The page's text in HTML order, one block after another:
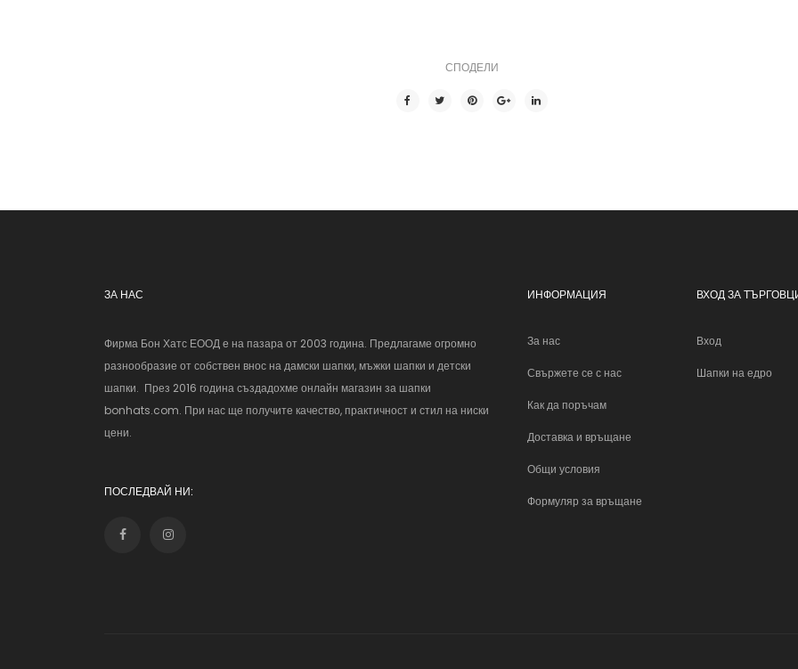
СПОДЕЛИ
ЗА НАС
Фирма Бон Хатс ЕООД е на пазара от 2003 година. Предлагаме огромно
разнообразие от собствен внос на дамски шапки, мъжки шапки и детски
шапки. През 2016 година създадохме онлайн магазин за шапки
bonhats.com. При нас ще получите качество, практичност и стил на ниски
цени.
ПОСЛЕДВАЙ НИ:
ИНФОРМАЦИЯ
За нас
Свържете се с нас
Как да поръчам
Доставка и връщане
Общи условия
Формуляр за връщане
ВХОД ЗА
Вход
Шапки на едро